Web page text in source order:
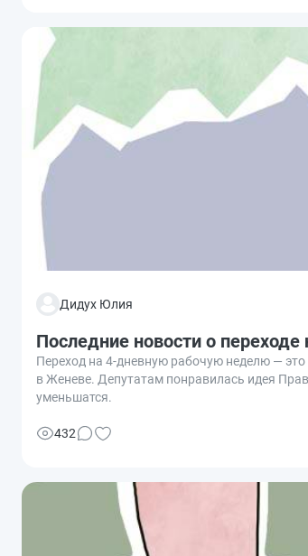
Дидух Юлия
Последние новости о
Переход на 4-дневную рабочую неделю —
в Женеве. Депутатам понравилась идея
уменьшатся.
432